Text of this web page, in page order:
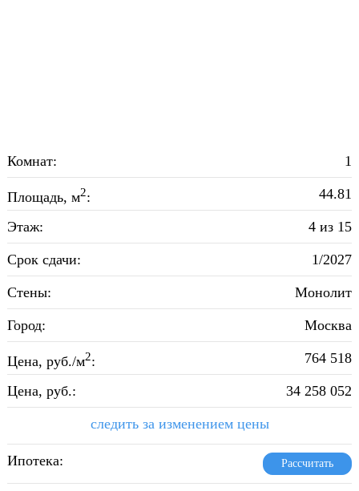
Комнат: 1
Площадь, м2: 44.81
Этаж: 4 из 15
Срок сдачи: 1/2027
Стены: Монолит
Город: Москва
Цена, руб./м2: 764 518
Цена, руб.: 34 258 052
следить за изменением цены
Ипотека: Рассчитать